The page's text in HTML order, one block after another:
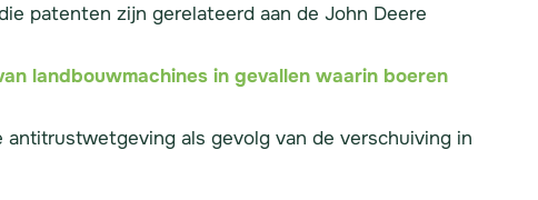
patenten zijn gerelateerd aan de John Deere
landbouwmachines in gevallen waarin boeren
als gevolg van de verschuiving in